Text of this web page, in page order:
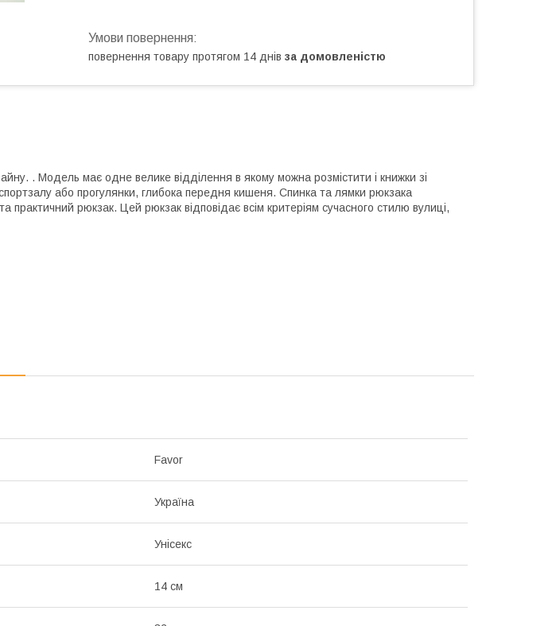
повернення товару протягом 14 днів за домовленістю
. Модель має одне велике відділення в якому можна розмістити і книжки зі
або прогулянки, глибока передня кишеня. Спинка та лямки рюкзака
практичний рюкзак. Цей рюкзак відповідає всім критеріям сучасного стилю вулиці,
Favor
Україна
Унісекс
14 см